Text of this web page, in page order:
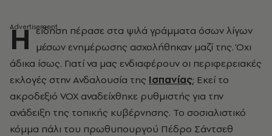
Η είδηση πέρασε στα ψιλά γράμματα όσων λίγων
μέσων ενημέρωσης ασχολήθηκαν μαζί της. Όχι
άδικα ίσως. Γιατί να μας ενδιαφέρουν οι περιφερειακές
εκλογές στην Ανδαλουσία της Ισπανίας; Εκεί το
ακροδεξιό VOX αναδείχθηκε ρυθμιστής για την
ανάδειξη της τοπικής κυβέρνησης. Το σοσιαλιστικό
κόμμα πάλι του πρωθυπουργού Πέδρο Σάντσεθ